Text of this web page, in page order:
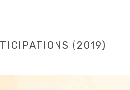
(2019)